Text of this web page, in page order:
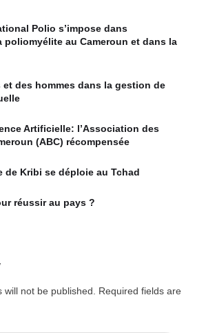
Polio s’impose dans
poliomyélite au Cameroun et dans la
et des hommes dans la gestion de
Artificielle: l’Association des
(ABC) récompensée
de Kribi se déploie au Tchad
réussir au pays ?
not be published.
Required fields are